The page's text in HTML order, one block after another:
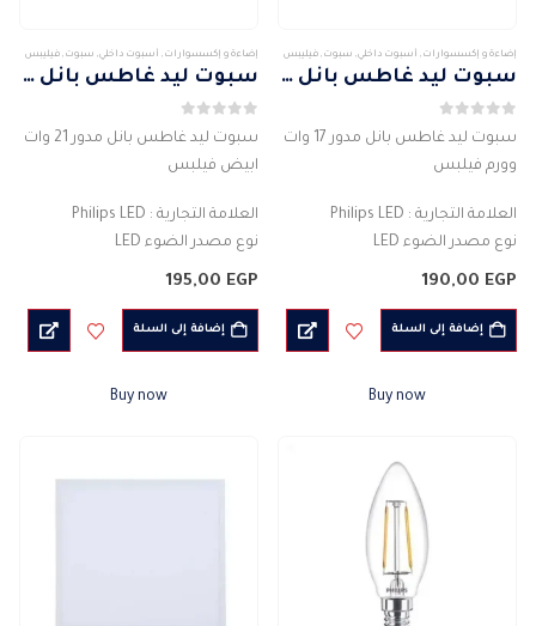
إضاءة و إكسسوارات , أسبوت داخلي, سبوت , فيليبس
سبوت ليد غاطس بانل مدور 17 وات وورم فيلبس
سبوت ليد غاطس بانل مدور 17 وات
وورم فيلبس
العلامة التجارية : Philips LED
نوع مصدر الضوء LED
النوع :سبوت داخلي
شكل اللمبة : مستدير
اللون: ضوء نهاري…
190,00 EGP
إضافة إلى السلة
Buy now
إضاءة و إكسسوارات , أسبوت داخلي, سبوت , فيليبس
سبوت ليد غاطس بانل مدور 21 وات ابيض فيلبس
سبوت ليد غاطس بانل مدور 21 وات
ابيض فيلبس
العلامة التجارية : Philips LED
نوع مصدر الضوء LED
النوع :سبوت داخلي
شكل اللمبة : مستدير
اللون: ضوء نهاري…
195,00 EGP
إضافة إلى السلة
Buy now